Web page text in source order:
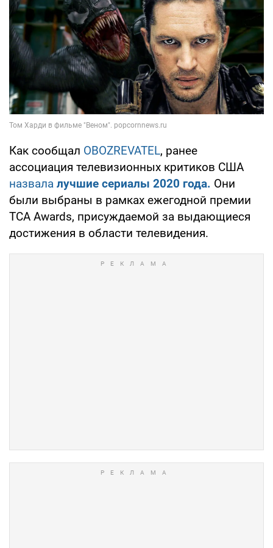
Как сообщал OBOZREVATEL, ранее
ассоциация телевизионных критиков США
назвала лучшие сериалы 2020 года. Они
были выбраны в рамках ежегодной премии
TCA Awards, присуждаемой за выдающиеся
достижения в области телевидения.